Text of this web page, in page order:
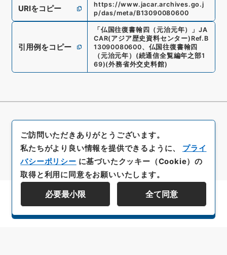
URIをコピー
https://www.jacar.archives.go.j
p/das/meta/B13090080600
引用例をコピー
「 仏国往復書翰四（元治元年） 」 JA
CAR(アジア歴史資料センター) Ref. B
13090080600、 仏国往復書翰四
（元治元年） (続通信全覧編年之部1
69)(外務省外交史料館)
資料群階層を表示する
ご訪問いただきありがとうございます。
私たちがより良い情報を提供できるように、 プライ
バシーポリシー に基づいたクッキー（Cookie）の
取得と利用に同意をお願いいたします。
必要最小限 全て同意